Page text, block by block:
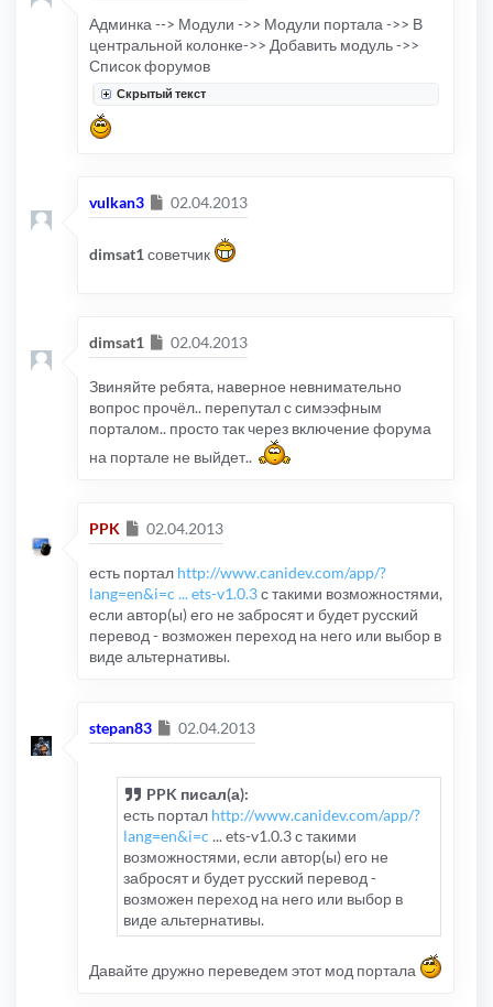
Админка --> Модули ->> Модули портала ->> В
центральной колонке->> Добавить модуль ->>
Список форумов
Скрытый текст
vulkan3 Сообщение
02.04.2013
dimsat1 советчик
dimsat1 Сообщение
02.04.2013
Звиняйте ребята, наверное невнимательно
вопрос прочёл.. перепутал с симээфным
порталом.. просто так через включение форума
на портале не выйдет..
PPK Сообщение
02.04.2013
есть портал http://www.canidev.com/app/?
lang=en&i=c ... ets-v1.0.3с такими возможностями,
если автор(ы) его не забросят и будет русский
перевод - возможен переход на него или выбор в
виде альтернативы.
stepan83 Сообщение
02.04.2013
PPK писал(а):
есть портал http://www.canidev.com/app/?
lang=en&i=c ... ets-v1.0.3 с такими
возможностями, если автор(ы) его не
забросят и будет русский перевод -
возможен переход на него или выбор в
виде альтернативы.
Давайте дружно переведем этот мод портала